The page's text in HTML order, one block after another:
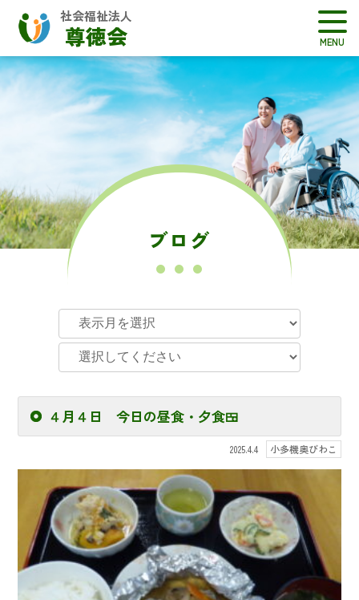
社会福祉法人
尊徳会
ブログ
４月４日 今日の昼食・夕食🍱
2025.4.4 小多機奥びわこ